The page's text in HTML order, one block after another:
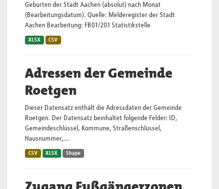
Geburten der Stadt Aachen (absolut) nach Monat
(Bearbeitungsdatum). Quelle: Melderegister der Stadt
Aachen Bearbeitung: FB01/201 Statistikstelle
XLSX CSV
Adressen der Gemeinde
Roetgen
Dieser Datensatz enthält die Adressdaten der Gemeinde
Roetgen. Der Datensatz beinhaltet folgende Felder: ID,
Gemeindeschlüssel, Kommune, Straßenschlüssel,
Hausnummer,...
CSV XLSX Shape